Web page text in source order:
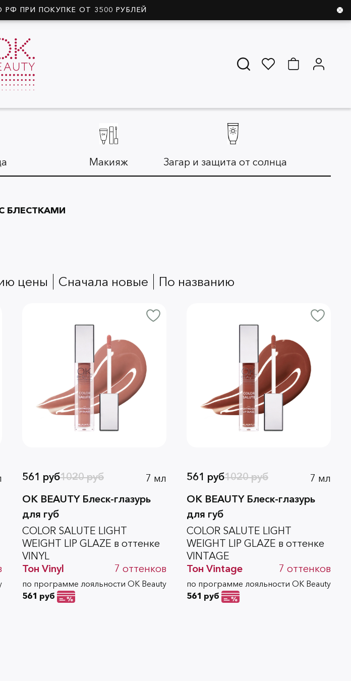
ПРИ ПОКУПКЕ ОТ 3500 РУБЛЕЙ
Макияж Загар и защита от солнца
БЛЕСТКАМИ
цены сначала новые по названию
1020 руб
561 руб
7 мл
OK BEAUTY Блеск-глазурь
для губ
COLOR SALUTE LIGHT
WEIGHT LIP GLAZE в оттенке
VINYL
Тон Vinyl 7 оттенков
по программе лояльности OK Beauty
561 руб
1020 руб
561 руб
7 мл
OK BEAUTY Блеск-глазурь
для губ
COLOR SALUTE LIGHT
WEIGHT LIP GLAZE в оттенке
VINTAGE
Тон Vintage 7 оттенков
по программе лояльности OK Beauty
561 руб